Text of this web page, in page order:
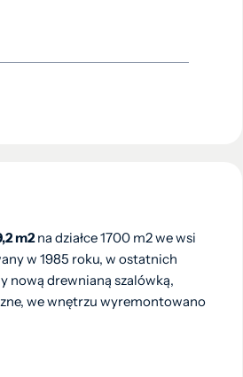
m2na działce 1700 m2 we wsi
w 1985 roku, w ostatnich
nową drewnianą szalówką,
we wnętrzu wyremontowano